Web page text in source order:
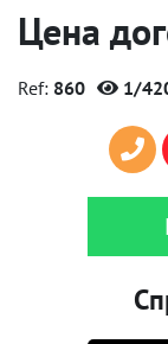
Цена
Ref: 860 1/